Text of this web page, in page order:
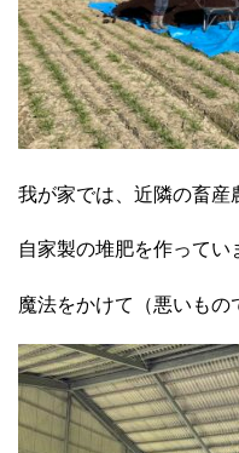
我が家では、近隣の畜産
自家製の堆肥を作ってい
魔法をかけて（悪いもの